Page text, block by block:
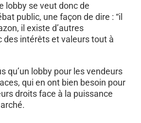
lobby se veut donc de
public, une façon de dire : “il
il existe d’autres
des intérêts et valeurs tout à
qu’un lobby pour les vendeurs
qui en ont bien besoin pour
droits face à la puissance